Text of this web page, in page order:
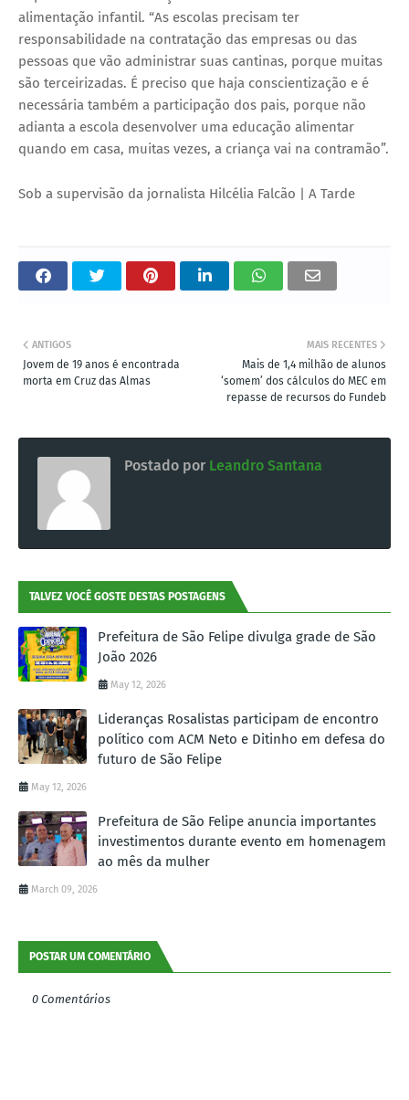
alimentação infantil. “As escolas precisam ter
responsabilidade na contratação das empresas ou das
pessoas que vão administrar suas cantinas, porque muitas
são terceirizadas. É preciso que haja conscientização e é
necessária também a participação dos pais, porque não
adianta a escola desenvolver uma educação alimentar
quando em casa, muitas vezes, a criança vai na contramão”.
Sob a supervisão da jornalista Hilcélia Falcão | A Tarde
MAIS RECENTES
Mais de 1,4 milhão de alunos
‘somem’ dos cálculos do MEC em
repasse de recursos do Fundeb
ANTIGOS
Jovem de 19 anos é encontrada
morta em Cruz das Almas
Postado por Leandro Santana
TALVEZ VOCÊ GOSTE DESTAS POSTAGENS
Prefeitura de São Felipe divulga grade de São
João 2026
May 12, 2026
Lideranças Rosalistas participam de encontro
político com ACM Neto e Ditinho em defesa do
futuro de São Felipe
May 12, 2026
Prefeitura de São Felipe anuncia importantes
investimentos durante evento em homenagem
ao mês da mulher
March 09, 2026
POSTAR UM COMENTÁRIO
0 Comentários